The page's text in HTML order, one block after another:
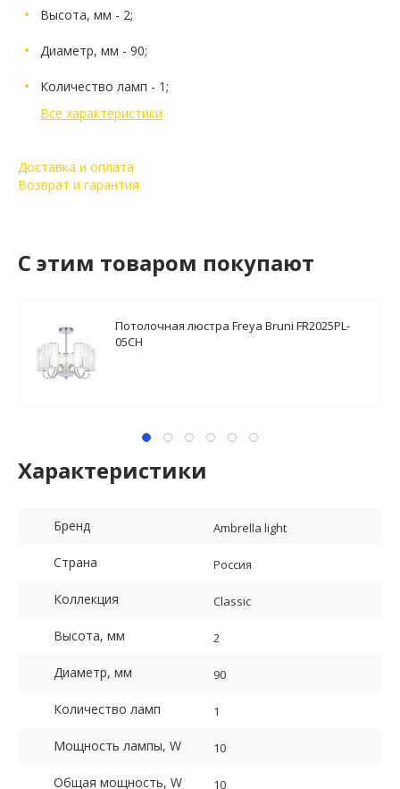
Высота, мм - 2;
Диаметр, мм - 90;
Количество ламп - 1;
Все характеристики
Доставка и оплата
Возврат и гарантия
C этим товаром покупают
Потолочная люстра Freya Bruni FR2025PL-
05CH
Характеристики
Бренд Ambrella light
Страна Россия
Коллекция Classic
Высота, мм 2
Диаметр, мм 90
Количество ламп 1
Мощность лампы, W 10
Общая мощность, W 10